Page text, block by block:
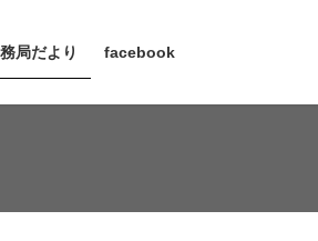
局だより facebook